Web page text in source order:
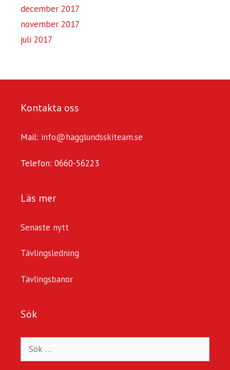
december 2017
november 2017
juli 2017
Kontakta oss
Mail: info@hagglundsskiteam.se
Telefon: 0660-56223
Läs mer
Senaste nytt
Tävlingsledning
Tävlingsbanor
Sök
efter: